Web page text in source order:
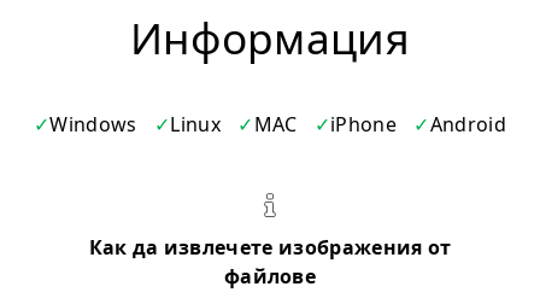
Информация
Windows Linux MAC iPhone Android
Как да извлечете изображения от
файлове